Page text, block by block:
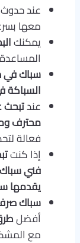
عند حدوث
معها
يمكنك
سباك في
السباكة
عند
محترف
فعالة
إذا كنت
فني
يقدمها
سباك
أفضل
مع